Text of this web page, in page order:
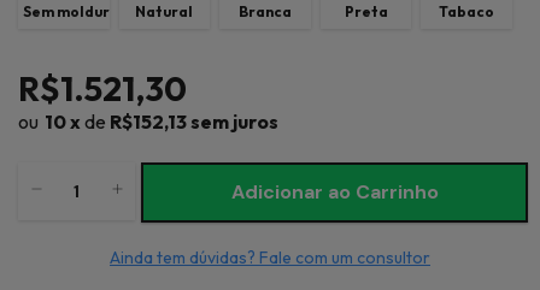
Sem moldura Natural Branca Preta Tabaco
R$1.521,30
10x de R$152,13sem juros
Ainda tem dúvidas? Fale com um consultor